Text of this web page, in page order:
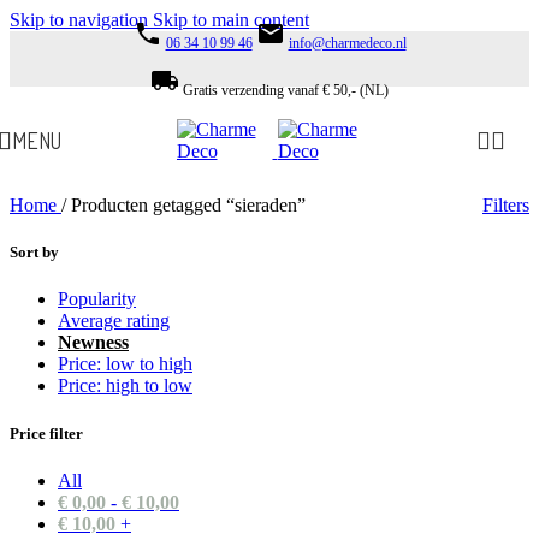
Skip to navigation Skip to main content
phone 06 34 10 99 46 email info@charmedeco.nl
local_shipping Gratis verzending vanaf € 50,- (NL)
MENU
Home / Producten getagged “sieraden” Filters
Sort by
Popularity
Average rating
Newness
Price: low to high
Price: high to low
Price filter
All
€ 0,00 - € 10,00
€ 10,00 +